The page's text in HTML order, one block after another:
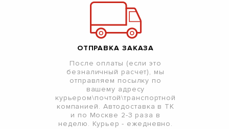
ОТПРАВКА ЗАКАЗА
После оплаты (если это
безналичный расчет), мы
отправляем посылку по
вашему адресу
курьером\почтой\транспортной
компанией. Автодоставка в ТК
и по Москве 2-3 раза в
неделю. Курьер - ежедневно.